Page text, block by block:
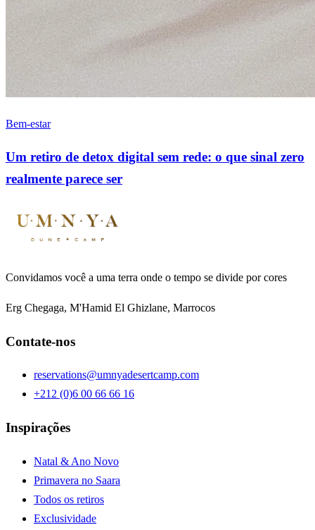
Bem-estar
Um retiro de detox digital sem rede: o que sinal zero
realmente parece ser
Convidamos você a uma terra onde o tempo se divide por cores
Erg Chegaga, M'Hamid El Ghizlane, Marrocos
Contate-nos
reservations@umnyadesertcamp.com
+212 (0)6 00 66 66 16
Inspirações
Natal & Ano Novo
Primavera no Saara
Todos os retiros
Exclusividade